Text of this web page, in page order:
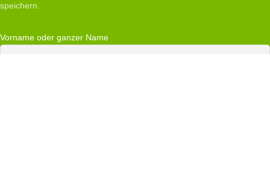
speichern.
Vorname oder ganzer Name